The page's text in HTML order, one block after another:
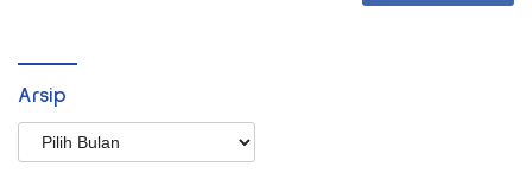
Arsip
Arsip